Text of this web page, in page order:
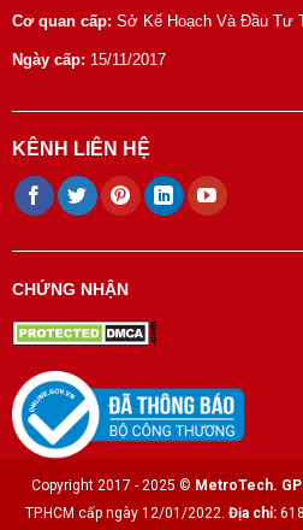
Cơ quan cấp: Sở Kế Hoạch Và Đầu Tư
Ngày cấp: 15/11/2017
KÊNH LIÊN HỆ
CHỨNG NHẬN
Copyright 2017 - 2025 © MetroTech.
TP.HCM cấp ngày 12/01/2022. Địa chỉ:618